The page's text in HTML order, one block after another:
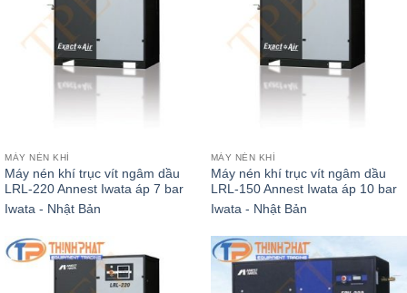
MÁY NÉN KHÍ
Máy nén khí trục vít ngâm dầu
LRL-220 Annest Iwata áp 7 bar
Iwata - Nhật Bản
MÁY NÉN KHÍ
Máy nén khí trục vít ngâm dầu
LRL-150 Annest Iwata áp 10 bar
Iwata - Nhật Bản